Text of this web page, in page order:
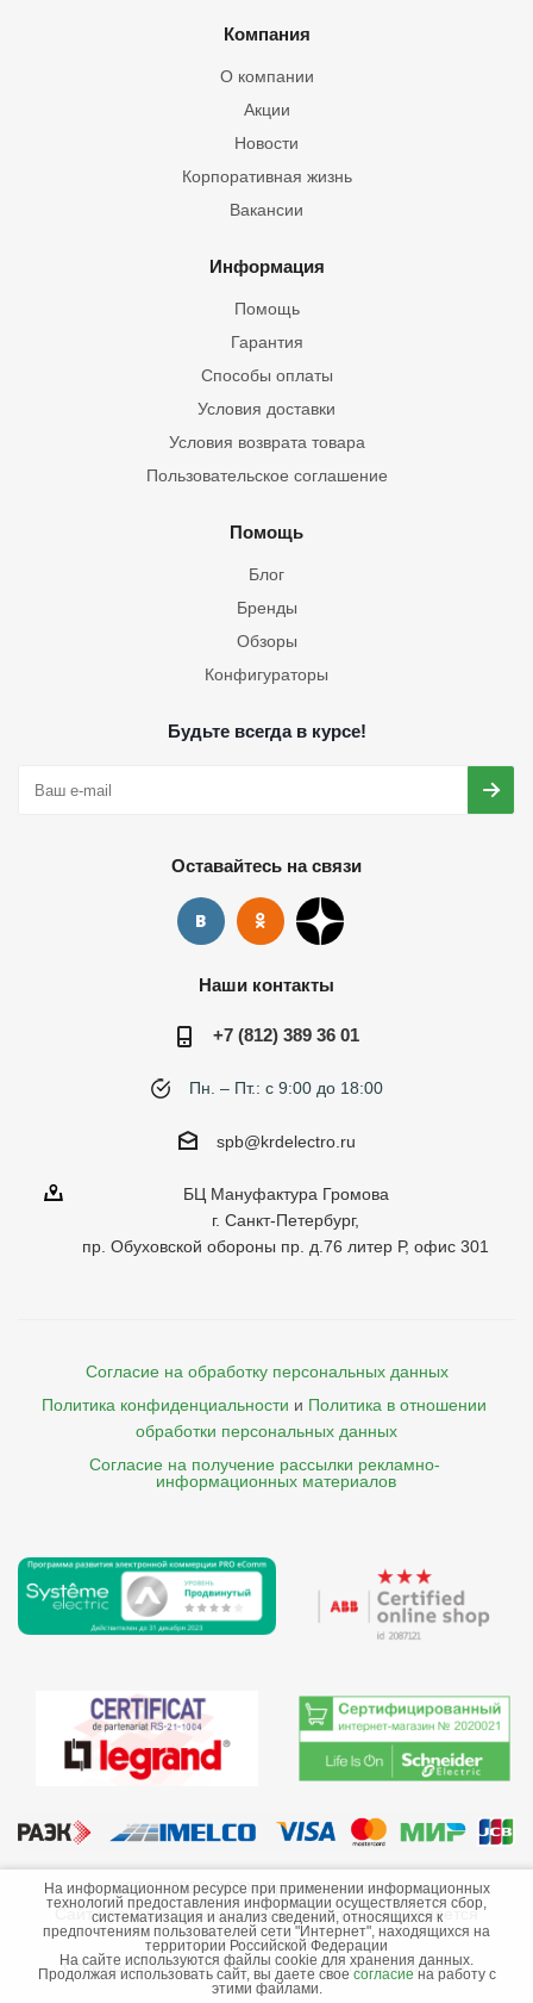
Компания
О компании
Акции
Новости
Корпоративная жизнь
Вакансии
Информация
Помощь
Гарантия
Способы оплаты
Условия доставки
Условия возврата товара
Пользовательское соглашение
Помощь
Блог
Бренды
Обзоры
Конфигураторы
Будьте всегда в курсе!
Оставайтесь на связи
Наши контакты
+7 (812) 389 36 01
Пн. – Пт.: с 9:00 до 18:00
spb@krdelectro.ru
БЦ Мануфактура Громова
г. Санкт-Петербург,
пр. Обуховской обороны пр. д.76 литер Р, офис 301
Согласие на обработку персональных данных
Политика конфиденциальности и Политика в отношении
обработки персональных данных
Согласие на получение рассылки рекламно-
    информационных материалов
©2013-2026 ООО «Краснодарэлектро»
Сайт носит информационный характер и не является
публичной офертой.
Стоимость товаров и их наличие не гарантируются.
На информационном ресурсе при применении информационных
технологий предоставления информации осуществляется сбор,
систематизация и анализ сведений, относящихся к
предпочтениям пользователей сети "Интернет", находящихся на
территории Российской Федерации
На сайте используются файлы cookie для хранения данных.
Продолжая использовать сайт, вы даете свое согласие на работу с
этими файлами.